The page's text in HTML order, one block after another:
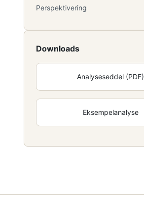
Perspektivering
Downloads
Analyseseddel (PDF)
Eksempelanalyse